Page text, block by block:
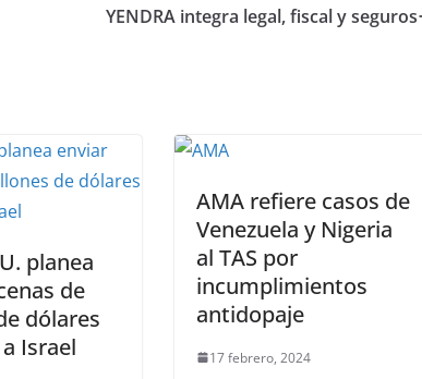
YENDRA integra legal, fiscal y seguros
planea
de
dólares
Israel
AMA refiere casos de
Venezuela y Nigeria
al TAS por
incumplimientos
antidopaje
17 febrero, 2024